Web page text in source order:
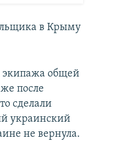
в Крыму
экипажа общей
после
сделали
украинский
не вернула.